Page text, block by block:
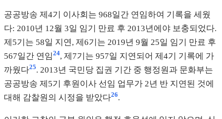
공공방송 제4기 이사회는 968일간 연임하여 기록을 세웠
다: 2010년 12월 3일 임기 만료 후 2013년에야 보충되었다.
제5기는 58일 지연, 제6기는 2019년 9월 25일 임기 만료 후
567일간 연임24, 제7기는 957일 지연되어 제4기 기록에 가
까웠다25. 2013년 국민당 집권 기간 중 행정원과 문화부는
공공방송 제5기 후원이사 선임 업무가 2년 반 지연된 것에
대해 감찰원의 시정을 받았다26.